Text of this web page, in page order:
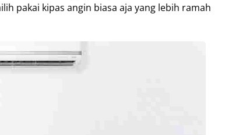
pakai kipas angin biasa aja yang lebih ramah